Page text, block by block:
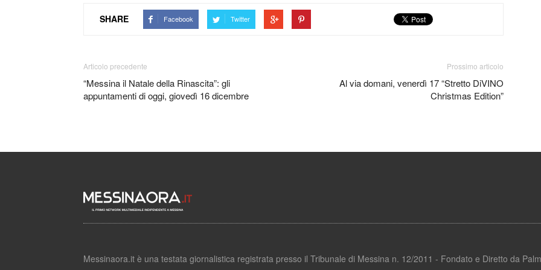
SHARE Facebook Twitter
Articolo precedente
“Messina il Natale della Rinascita”: gli
appuntamenti di oggi, giovedì 16 dicembre
Prossimo articolo
Al via domani, venerdì 17 “Stretto DiVINO
Christmas Edition”
Messinaora.it è una testata giornalistica registrata presso il Tribunale di Messina n. 12/2011 - Fondato e Diretto da